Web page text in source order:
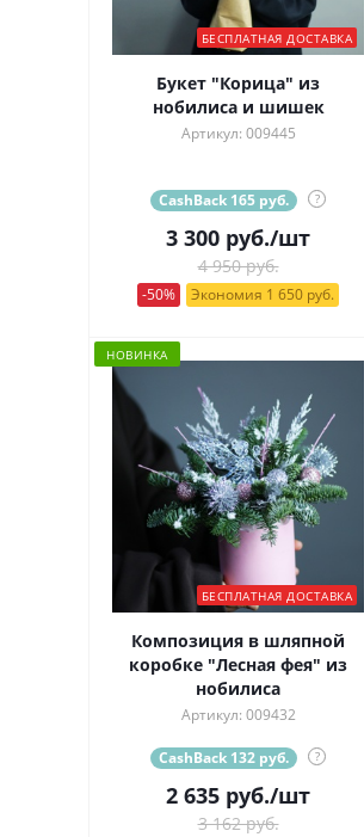
БЕСПЛАТНАЯ ДОСТАВКА
Букет "Корица" из
нобилиса и шишек
Артикул: 009445
CashBack 165 руб. ?
3 300 руб./шт
4 950 руб.
-50% Экономия 1 650 руб.
НОВИНКА
БЕСПЛАТНАЯ ДОСТАВКА
Композиция в шляпной
коробке "Лесная фея" из
нобилиса
Артикул: 009432
CashBack 132 руб. ?
2 635 руб./шт
3 162 руб.